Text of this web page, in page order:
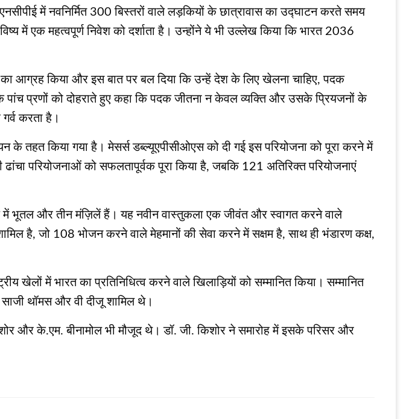
में नवनिर्मित 300 बिस्तरों वाले लड़कियों के छात्रावास का उद्घाटन करते समय
में एक महत्वपूर्ण निवेश को दर्शाता है। उन्होंने ये भी उल्‍लेख किया कि भारत 2036
आग्रह किया और इस बात पर बल दिया कि उन्हें देश के लिए खेलना चाहिए, पदक
पांच प्रणों को दोहराते हुए कहा कि पदक जीतना न केवल व्यक्ति और उसके प्रियजनों के
करता है।
के तहत किया गया है। मेसर्स डब्‍ल्‍यूएपीसीओएस को दी गई इस परियोजना को पूरा करने में
परियोजनाओं को सफलतापूर्वक पूरा किया है, जबकि 121 अतिरिक्त परियोजनाएं
में भूतल और तीन मंज़िलें हैं। यह नवीन वास्तुकला एक जीवंत और स्वागत करने वाले
है, जो 108 भोजन करने वाले मेहमानों की सेवा करने में सक्षम है, साथ ही भंडारण कक्ष,
में भारत का प्रतिनिधित्व करने वाले खिलाड़ियों को सम्मानित किया। सम्‍मानित
थॉमस और वी दीजू शामिल थे।
और के.एम. बीनामोल भी मौजूद थे। डॉ. जी. किशोर ने समारोह में इसके परिसर और